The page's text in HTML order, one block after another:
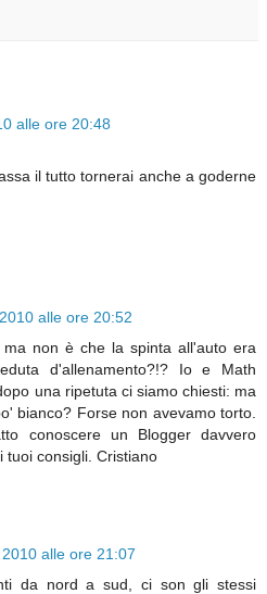
alle ore 20:48
il tutto tornerai anche a goderne
alle ore 20:52
non è che la spinta all'auto era
d'allenamento?!? Io e Math
una ripetuta ci siamo chiesti: ma
bianco? Forse non avevamo torto.
conoscere un Blogger davvero
tuoi consigli. Cristiano
alle ore 21:07
da nord a sud, ci son gli stessi